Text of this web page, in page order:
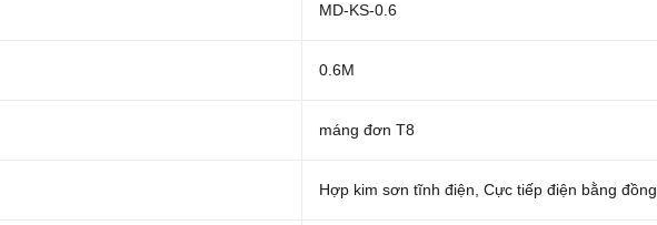
MD-KS-0.6
0.6M
máng đơn T8
Hợp kim sơn tĩnh điện, Cực tiếp điện bằng đồng